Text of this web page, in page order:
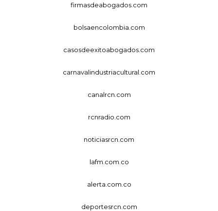
firmasdeabogados.com
bolsaencolombia.com
casosdeexitoabogados.com
carnavalindustriacultural.com
canalrcn.com
rcnradio.com
noticiasrcn.com
lafm.com.co
alerta.com.co
deportesrcn.com